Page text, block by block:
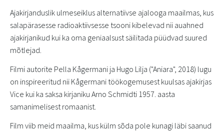
Ajakirjanduslik ulmeseiklus alternatiivse ajalooga maailmas, kus
salapärasesse radioaktiivsesse tsooni kibelevad nii auahned
ajakirjanikud kui ka oma geniaalsust säilitada püüdvad suured
mõtlejad.
Filmi autorite Pella Kågermani ja Hugo Lilja ("Aniara", 2018) lugu
on inspireeritud nii Kågermani töökogemusest kuulsas ajakirjas
Vice kui ka saksa kirjaniku Arno Schmidti 1957. aasta
samanimelisest romaanist.
Film viib meid maailma, kus külm sõda pole kunagi läbi saanud